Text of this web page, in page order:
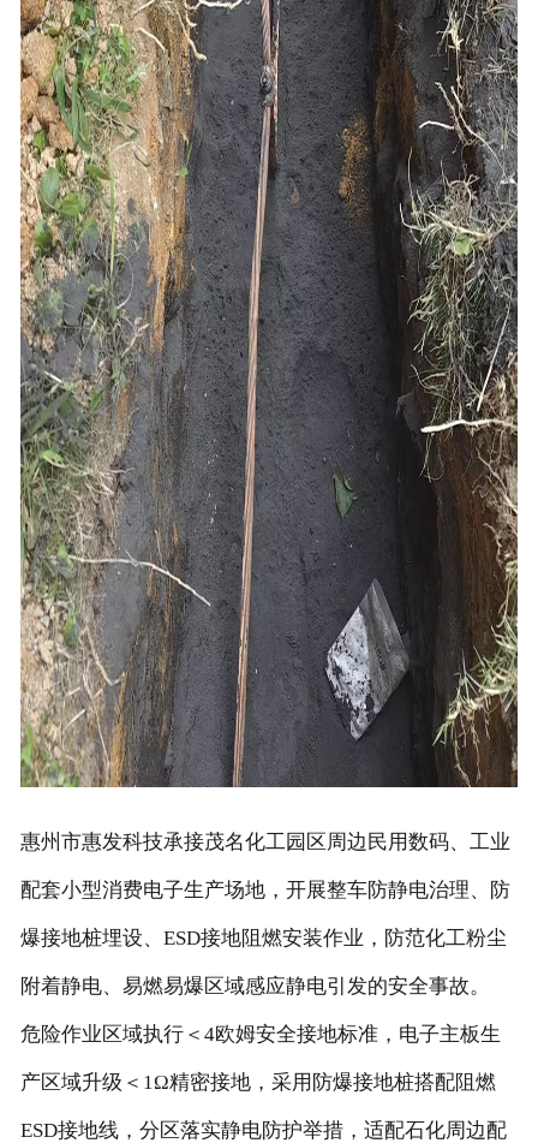
惠州市惠发科技承接茂名化工园区周边民用数码、工业
配套小型消费电子生产场地，开展整车防静电治理、防
爆接地桩埋设、ESD接地阻燃安装作业，防范化工粉尘
附着静电、易燃易爆区域感应静电引发的安全事故。
危险作业区域执行＜4欧姆安全接地标准，电子主板生
产区域升级＜1Ω精密接地，采用防爆接地桩搭配阻燃
ESD接地线，分区落实静电防护举措，适配石化周边配